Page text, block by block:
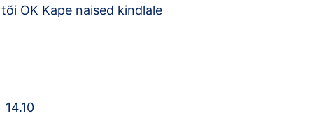
OK Kape naised kindlale